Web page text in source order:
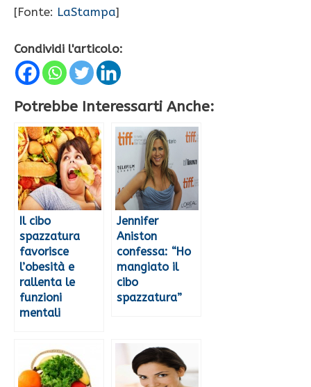
[Fonte: LaStampa]
Condividi l'articolo:
Potrebbe Interessarti Anche:
Il cibo
spazzatura
favorisce
l’obesità e
rallenta le
funzioni
mentali
Jennifer
Aniston
confessa: “Ho
mangiato il
cibo
spazzatura”